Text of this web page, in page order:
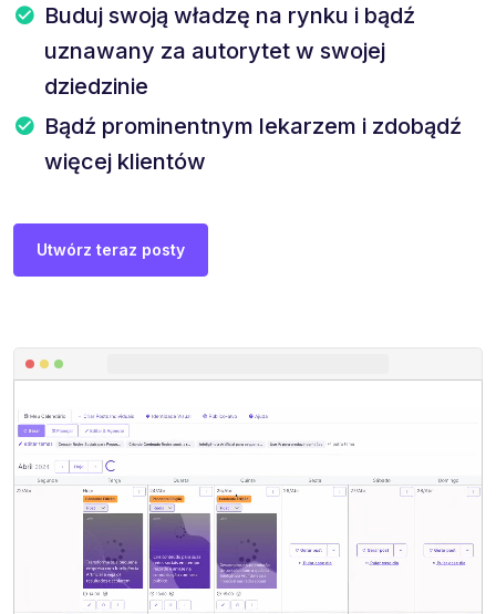
Buduj swoją władzę na rynku i bądź
uznawany za autorytet w swojej
dziedzinie
Bądź prominentnym lekarzem i zdobądź
więcej klientów
Utwórz teraz posty